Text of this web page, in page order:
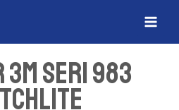
Seri 983